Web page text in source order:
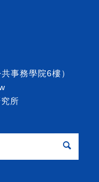
事務學院6樓）
所